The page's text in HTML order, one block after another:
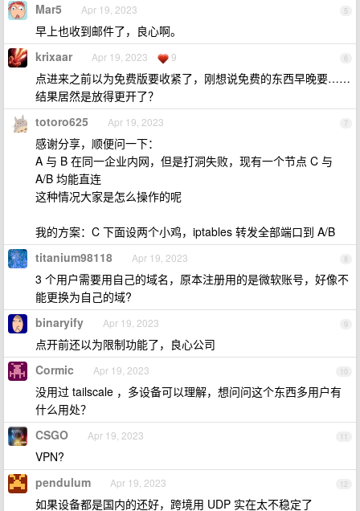
5
Mar5 Apr 19, 2023
早上也收到邮件了，良心啊。
6
krixaar Apr 19, 2023 9
点进来之前以为免费版要收紧了，刚想说免费的东西早晚要……
结果居然是放得更开了？
7
totoro625 Apr 19, 2023
感谢分享，顺便问一下：
A 与 B 在同一企业内网，但是打洞失败，现有一个节点 C 与
A/B 均能直连
这种情况大家是怎么操作的呢
我的方案：C 下面设两个小鸡，iptables 转发全部端口到 A/B
8
titanium98118 Apr 19, 2023
3 个用户需要用自己的域名，原本注册用的是微软账号，好像不
能更换为自己的域?
9
binaryify Apr 19, 2023
点开前还以为限制功能了，良心公司
10
Cormic Apr 19, 2023
没用过 tailscale ，多设备可以理解，想问问这个东西多用户有
什么用处？
11
CSGO Apr 19, 2023
VPN?
12
pendulum Apr 19, 2023
如果设备都是国内的还好，跨境用 UDP 实在太不稳定了